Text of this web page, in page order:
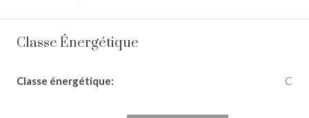
Classe Énergétique
Classe énergétique: C